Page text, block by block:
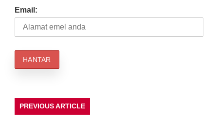
Email:
PREVIOUS ARTICLE